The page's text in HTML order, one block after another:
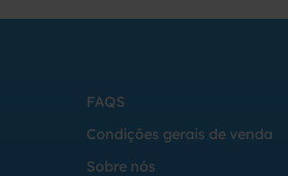
FAQS
Condições gerais de venda
Sobre nós